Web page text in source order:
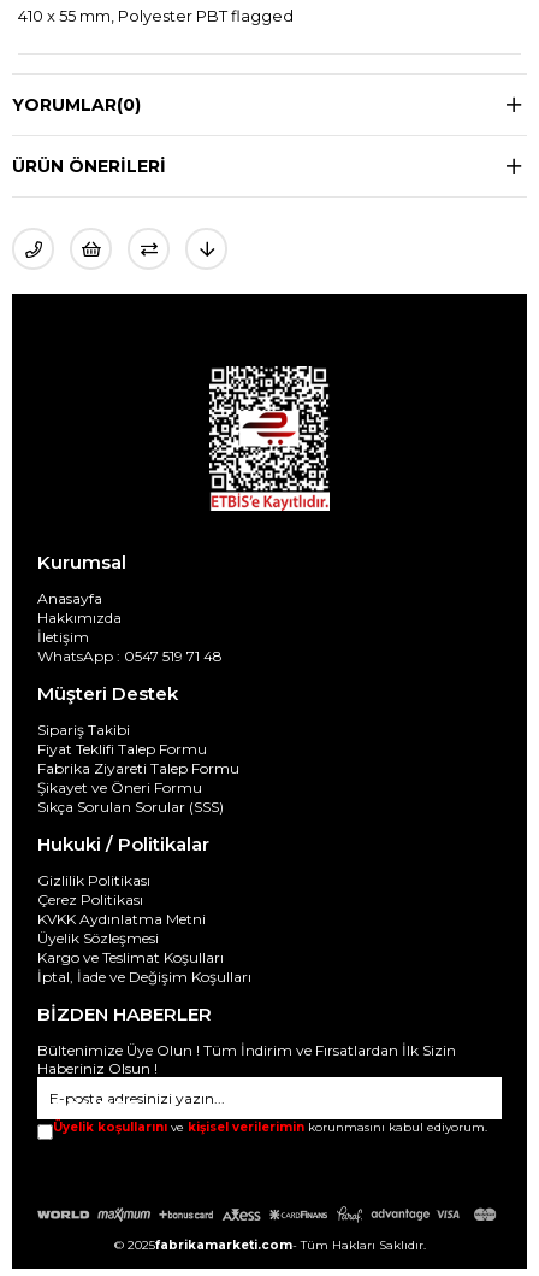
410 x 55 mm, Polyester PBT flagged
YORUMLAR(0)
ÜRÜN ÖNERILERI
Kurumsal
Anasayfa
Hakkımızda
İletişim
WhatsApp : 0547 519 71 48
Müşteri Destek
Sipariş Takibi
Fiyat Teklifi Talep Formu
Fabrika Ziyareti Talep Formu
Şikayet ve Öneri Formu
Sıkça Sorulan Sorular (SSS)
Hukuki / Politikalar
Gizlilik Politikası
Çerez Politikası
KVKK Aydınlatma Metni
Üyelik Sözleşmesi
Kargo ve Teslimat Koşulları
İptal, İade ve Değişim Koşulları
BİZDEN HABERLER
Bültenimize Üye Olun ! Tüm İndirim ve Fırsatlardan İlk Sizin
Haberiniz Olsun !
GÖNDER
Üyelik koşullarını ve kişisel verilerimin korunmasını kabul ediyorum.
© 2025fabrikamarketi.com- Tüm Hakları Saklıdır.